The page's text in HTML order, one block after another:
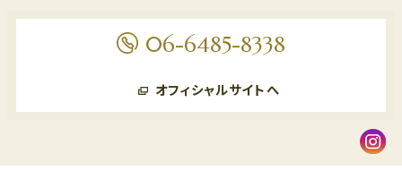
06-6485-8338
オフィシャルサイトへ